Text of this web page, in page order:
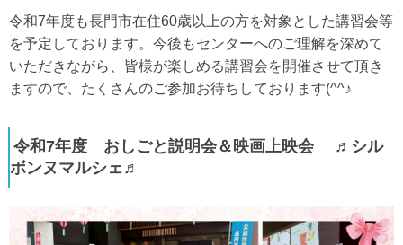
令和7年度も長門市在住60歳以上の方を対象とした講習会等
を予定しております。今後もセンターへのご理解を深めて
いただきながら、皆様が楽しめる講習会を開催させて頂き
ますので、たくさんのご参加お待ちしております(^^♪
令和7年度 おしごと説明会＆映画上映会 ♬シル
ボンヌマルシェ♬